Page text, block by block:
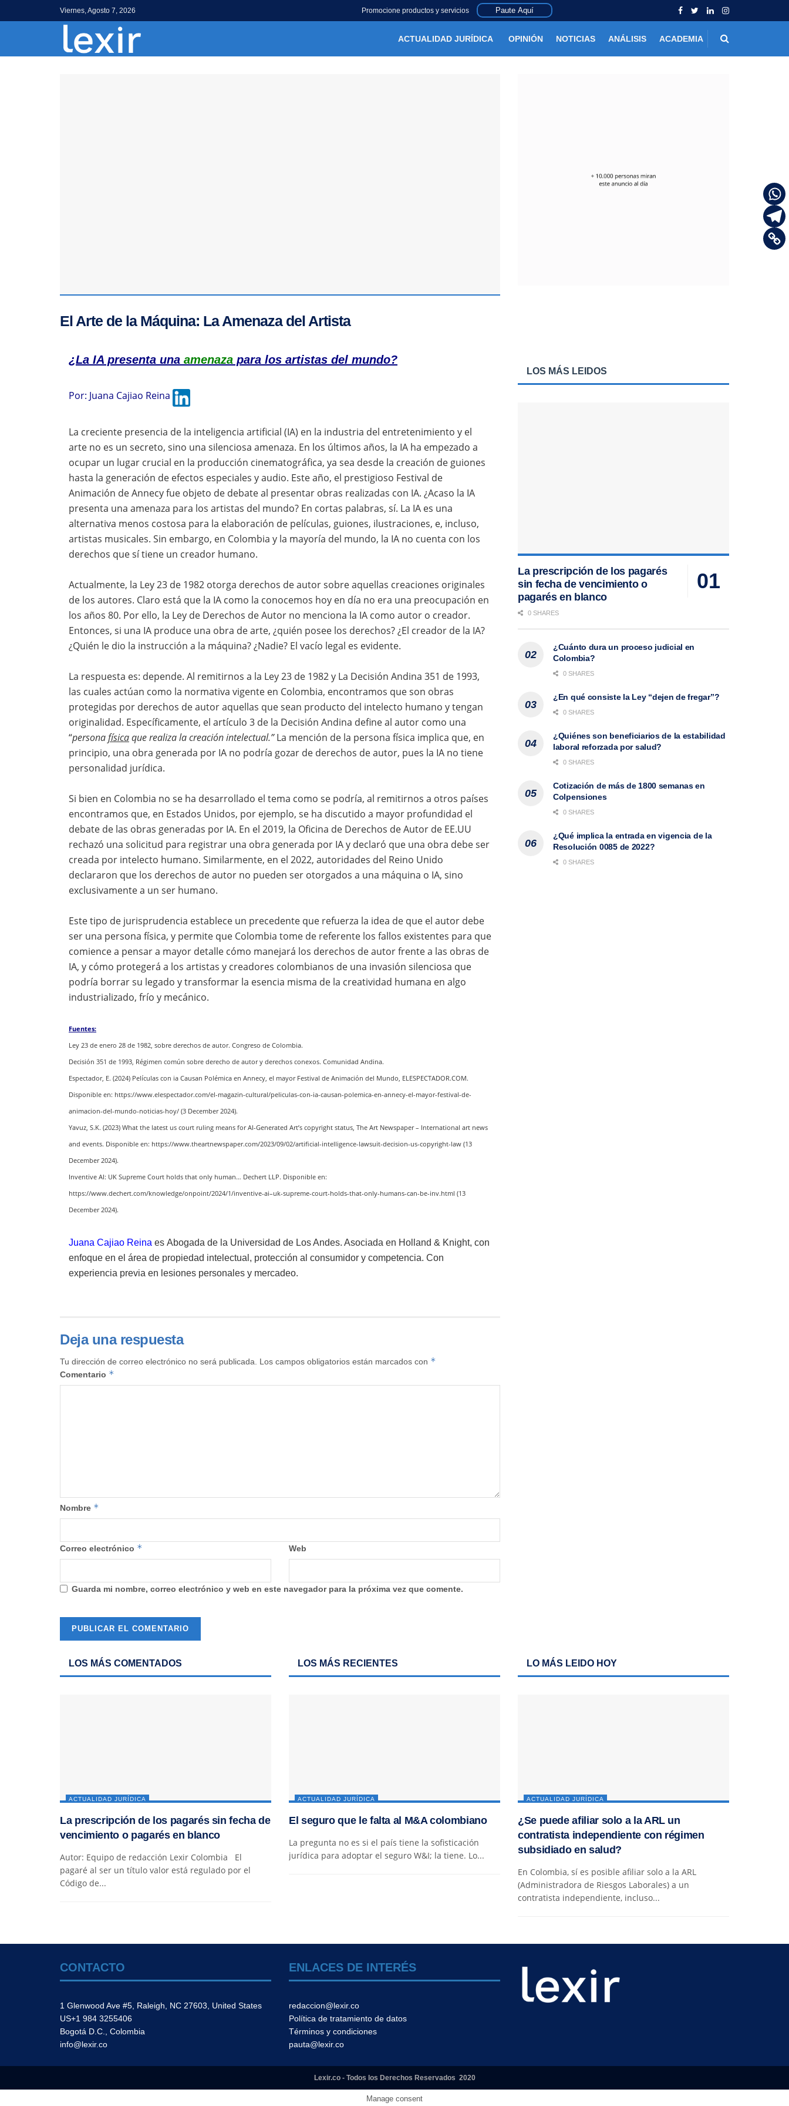
Viernes, Agosto 7, 2026 Promocione productos y servicios Paute Aquí
ACTUALIDAD JURÍDICA OPINIÓN NOTICIAS ANÁLISIS ACADEMIA
El Arte de la Máquina: La Amenaza del Artista
¿La IA presenta una amenaza para los artistas del mundo?
Por: Juana Cajiao Reina
La creciente presencia de la inteligencia artificial (IA) en la industria del entretenimiento y el
arte no es un secreto, sino una silenciosa amenaza. En los últimos años, la IA ha empezado a
ocupar un lugar crucial en la producción cinematográfica, ya sea desde la creación de guiones
hasta la generación de efectos especiales y audio. Este año, el prestigioso Festival de
Animación de Annecy fue objeto de debate al presentar obras realizadas con IA. ¿Acaso la IA
presenta una amenaza para los artistas del mundo? En cortas palabras, sí. La IA es una
alternativa menos costosa para la elaboración de películas, guiones, ilustraciones, e, incluso,
artistas musicales. Sin embargo, en Colombia y la mayoría del mundo, la IA no cuenta con los
derechos que sí tiene un creador humano.
Actualmente, la Ley 23 de 1982 otorga derechos de autor sobre aquellas creaciones originales
de los autores. Claro está que la IA como la conocemos hoy en día no era una preocupación en
los años 80. Por ello, la Ley de Derechos de Autor no menciona la IA como autor o creador.
Entonces, si una IA produce una obra de arte, ¿quién posee los derechos? ¿El creador de la IA?
¿Quién le dio la instrucción a la máquina? ¿Nadie? El vacío legal es evidente.
La respuesta es: depende. Al remitirnos a la Ley 23 de 1982 y La Decisión Andina 351 de 1993,
las cuales actúan como la normativa vigente en Colombia, encontramos que son obras
protegidas por derechos de autor aquellas que sean producto del intelecto humano y tengan
originalidad. Específicamente, el artículo 3 de la Decisión Andina define al autor como una
“personafísicaque realiza la creación intelectual.”La mención de la persona física implica que, en
principio, una obra generada por IA no podría gozar de derechos de autor, pues la IA no tiene
personalidad jurídica.
Si bien en Colombia no se ha desarrollado el tema como se podría, al remitirnos a otros países
encontramos que, en Estados Unidos, por ejemplo, se ha discutido a mayor profundidad el
debate de las obras generadas por IA. En el 2019, la Oficina de Derechos de Autor de EE.UU
rechazó una solicitud para registrar una obra generada por IA y declaró que una obra debe ser
creada por intelecto humano. Similarmente, en el 2022, autoridades del Reino Unido
declararon que los derechos de autor no pueden ser otorgados a una máquina o IA, sino
exclusivamente a un ser humano.
Este tipo de jurisprudencia establece un precedente que refuerza la idea de que el autor debe
ser una persona física, y permite que Colombia tome de referente los fallos existentes para que
comience a pensar a mayor detalle cómo manejará los derechos de autor frente a las obras de
IA, y cómo protegerá a los artistas y creadores colombianos de una invasión silenciosa que
podría borrar su legado y transformar la esencia misma de la creatividad humana en algo
industrializado, frío y mecánico.
Fuentes:
Ley 23 de enero 28 de 1982, sobre derechos de autor. Congreso de Colombia.
Decisión 351 de 1993, Régimen común sobre derecho de autor y derechos conexos. Comunidad Andina.
Espectador, E. (2024) Películas con ia Causan Polémica en Annecy, el mayor Festival de Animación del Mundo, ELESPECTADOR.COM.
Disponible en: https://www.elespectador.com/el-magazin-cultural/peliculas-con-ia-causan-polemica-en-annecy-el-mayor-festival-de-
animacion-del-mundo-noticias-hoy/ (3 December 2024).
Yavuz, S.K. (2023) What the latest us court ruling means for AI-Generated Art’s copyright status, The Art Newspaper – International art news
and events. Disponible en: https://www.theartnewspaper.com/2023/09/02/artificial-intelligence-lawsuit-decision-us-copyright-law (13
December 2024).
Inventive AI: UK Supreme Court holds that only human… Dechert LLP. Disponible en:
https://www.dechert.com/knowledge/onpoint/2024/1/inventive-ai–uk-supreme-court-holds-that-only-humans-can-be-inv.html (13
December 2024).
Juana Cajiao Reina es Abogada de la Universidad de Los Andes. Asociada en Holland & Knight, con
enfoque en el área de propiedad intelectual, protección al consumidor y competencia. Con
experiencia previa en lesiones personales y mercadeo.
Deja una respuesta
Tu dirección de correo electrónico no será publicada. Los campos obligatorios están marcados con *
Comentario *
Nombre *
Correo electrónico * Web
Guarda mi nombre, correo electrónico y web en este navegador para la próxima vez que comente.
LOS MÁS LEIDOS
La prescripción de los pagarés
sin fecha de vencimiento o
pagarés en blanco
0 SHARES
¿Cuánto dura un proceso judicial en
Colombia?
0 SHARES
¿En qué consiste la Ley “dejen de fregar”?
0 SHARES
¿Quiénes son beneficiarios de la estabilidad
laboral reforzada por salud?
0 SHARES
Cotización de más de 1800 semanas en
Colpensiones
0 SHARES
¿Qué implica la entrada en vigencia de la
Resolución 0085 de 2022?
0 SHARES
LOS MÁS COMENTADOS
ACTUALIDAD JURÍDICA
La prescripción de los pagarés sin fecha de
vencimiento o pagarés en blanco
Autor: Equipo de redacción Lexir Colombia El
pagaré al ser un título valor está regulado por el
Código de...
LOS MÁS RECIENTES
ACTUALIDAD JURÍDICA
El seguro que le falta al M&A colombiano
La pregunta no es si el país tiene la sofisticación
jurídica para adoptar el seguro W&I; la tiene. Lo...
LO MÁS LEIDO HOY
ACTUALIDAD JURÍDICA
¿Se puede afiliar solo a la ARL un
contratista independiente con régimen
subsidiado en salud?
En Colombia, sí es posible afiliar solo a la ARL
(Administradora de Riesgos Laborales) a un
contratista independiente, incluso...
CONTACTO
1 Glenwood Ave #5, Raleigh, NC 27603, United States
US+1 984 3255406
Bogotá D.C., Colombia
info@lexir.co
ENLACES DE INTERÉS
redaccion@lexir.co
Política de tratamiento de datos
Términos y condiciones
pauta@lexir.co
Lexir.co - Todos los Derechos Reservados 2020
Manage consent